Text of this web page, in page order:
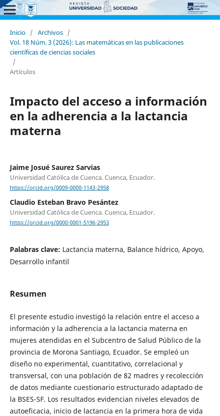
Inicio / Archivos /
Vol. 18 Núm. 3 (2026): Las matemáticas en las publicaciones
científicas de ciencias sociales
/
Artículos
Impacto del acceso a información
en la adherencia a la lactancia
materna
Jaime Josué Saurez Sarvias
Universidad Católica de Cuenca. Cuenca, Ecuador.
https://orcid.org/0009-0000-1143-2958
Claudio Esteban Bravo Pesántez
Universidad Católica de Cuenca. Cuenca, Ecuador.
https://orcid.org/0000-0001-5196-2953
Palabras clave: Lactancia materna, Balance hídrico, Apoyo,
Desarrollo infantil
Resumen
El presente estudio investigó la relación entre el acceso a
información y la adherencia a la lactancia materna en
mujeres atendidas en el Subcentro de Salud Público de la
provincia de Morona Santiago, Ecuador. Se empleó un
diseño no experimental, cuantitativo, correlacional y
transversal, con una población de 82 madres y recolección
de datos mediante cuestionario estructurado adaptado de
la BSES-SF. Los resultados evidencian niveles elevados de
autoeficacia, inicio de lactancia en la primera hora de vida